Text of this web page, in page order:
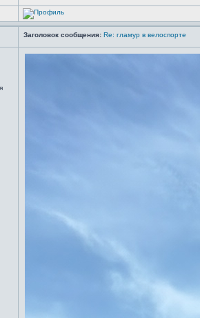
Заголовок сообщения: Re: гламур в велоспорте